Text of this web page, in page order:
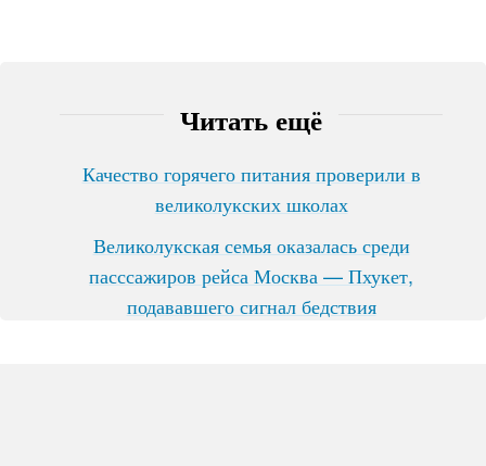
Читать ещё
Качество горячего питания проверили в
великолукских школах
Великолукская семья оказалась среди
пасссажиров рейса Москва — Пхукет,
подававшего сигнал бедствия